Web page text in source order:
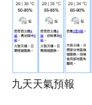
九天天氣預報